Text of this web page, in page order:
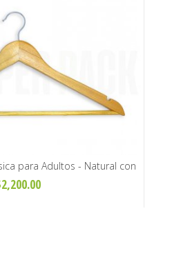
para Adultos - Natural con
Barral